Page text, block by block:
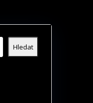
Hledat